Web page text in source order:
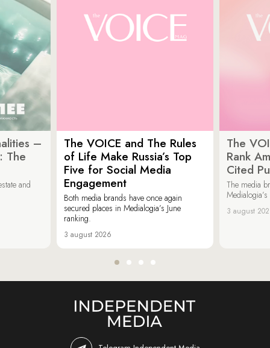
–
The
and
The VOICE and The Rules
of Life Make Russia’s Top
Five for Social Media
Engagement
Both media brands have once again
secured places in Medialogia’s June
ranking.
3 august 2026
The
Rank
Cited
The media
3 august